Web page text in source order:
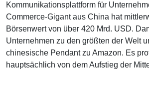
Kommunikationsplattform für
Commerce-Gigant aus China hat
Börsenwert von über 420 Mrd. USD.
Unternehmen zu den größten der Welt
chinesische Pendant zu Amazon. Es
hauptsächlich von dem Aufstieg der